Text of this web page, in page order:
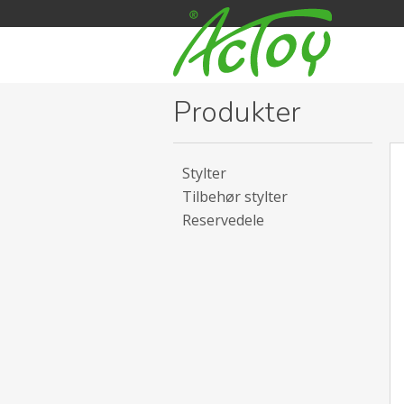
Produkter
Stylter
Tilbehør stylter
Reservedele